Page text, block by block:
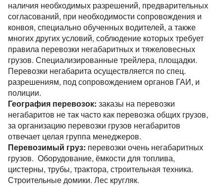
Юмбо, объём 100 куб.метра
Автовоз, перевозки Автомобилей
Для Негабаритных грузов
Цельномет. Изотерма
Контейнеровоз 20фут, 40фут
Для Опасного груза ADR
Для Сборного груза от 200кг
Грузовые авиа перевозки
Зерновозы, перевозка зерна
Автоперевозки спецтехники
Перевозки и доставка контейнеров
Размеры контейнеров
Стоимость морских перевозок
Перевозки морем по странам
Перевозим грузы по морю
Международные ж.д грузоперевозки
Типы ж.д. вагонов и контейнеров
Направления Ж.Д. перевозок
Стоимость перевозок ж.д вагонами
Ж.Д. вагоны, галерея
Доставка сборных грузов
Посылки и мелкие грузы
Стоимость перевозки посылок
Доставка посылки из и в Европу
Доставка посылки Страны СНГ
Посылки из Азии, и USA
Транспорт для доставки посылок
Все типы грузов
Авто грузы
Грузы для морских перевозок.
Грузы для Ж.Д. перевозок
Грузы для авиа перевозок
Добавить транспорт
Все типы транспорта
Авто транспорт
Ж.Д. транспорт
Морской транспорт
Авиа транспорт
Объем груза
Контактное лицо
Контактный телефон
E-mail
Отправляя заявку, вы соглашаетесь на обработку
персональных данных.
наличия необходимых разрешений, предварительных
согласований, при необходимости сопровождения и
конвоя, специально обученных водителей, а также
многих других условий, соблюдение которых требует
правила перевозки негабаритных и тяжеловесных
грузов. Специализированные трейлера, площадки.
Перевозки негабарита осуществляется по спец.
разрешениям, под сопровождением органов ГАИ, и
полиции.
География перевозок: заказы на перевозки
негабаритов не так часто как перевозка общих грузов,
за организацию перевозки грузов негабаритов
отвечает целая группа менеджеров.
Перевозимый груз: перевозки очень негабаритных
грузов. Оборудование, ёмкости для топлива,
цистерны, трубы, трактора, строительная техника.
Строительные домики. Лес кругляк.
Контактное лицо
Контактный телефон
Отправляя заявку, вы соглашаетесь на обработку
персональных данных.
Контактное лицо
Контактный телефон
E-mail
Отправляя заявку, вы соглашаетесь на обработку
персональных данных.